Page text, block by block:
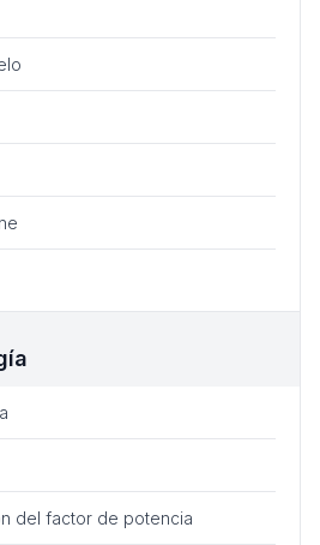
del factor de potencia